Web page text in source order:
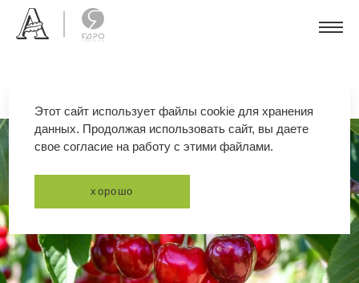
Этот сайт использует файлы cookie для хранения
данных. Продолжая использовать сайт, вы даете
свое согласие на работу с этими файлами.
хорошо